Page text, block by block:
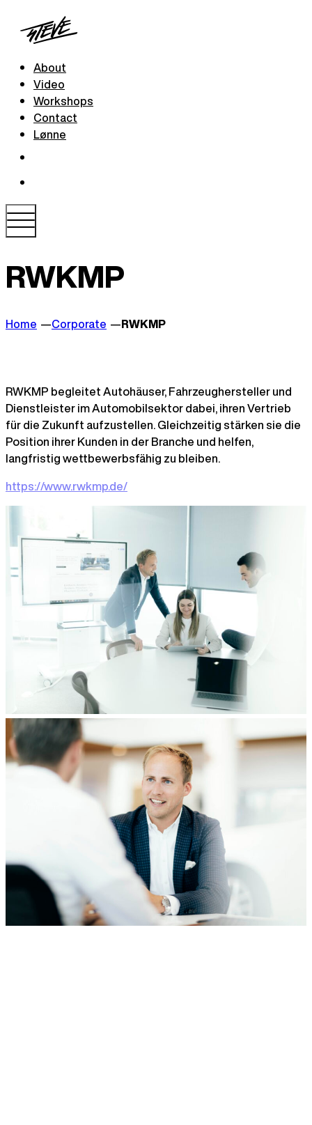
About
Video
Workshops
Contact
Lønne
RWKMP
Home Corporate RWKMP
RWKMP begleitet Autohäuser, Fahrzeughersteller und
Dienstleister im Automobilsektor dabei, ihren Vertrieb
für die Zukunft aufzustellen. Gleichzeitig stärken sie die
Position ihrer Kunden in der Branche und helfen,
langfristig wettbewerbsfähig zu bleiben.
https://www.rwkmp.de/